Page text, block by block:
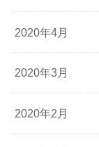
2020年4月
2020年3月
2020年2月